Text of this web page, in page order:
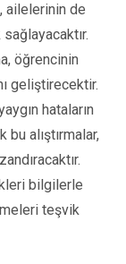
ailelerinin de
öğrencinin
geliştirecektir.
hataların
alıştırmalar,
bilgilerle
teşvik